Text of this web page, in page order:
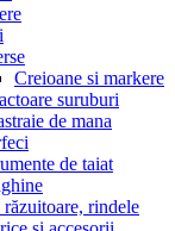
Creioane si markere
suruburi
de mana
de taiat
răzuitoare, rindele